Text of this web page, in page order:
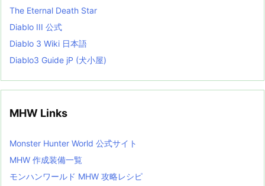
The Eternal Death Star
Diablo III 公式
Diablo 3 Wiki 日本語
Diablo3 Guide jP (犬小屋)
MHW Links
Monster Hunter World 公式サイト
MHW 作成装備一覧
モンハンワールド MHW 攻略レシピ